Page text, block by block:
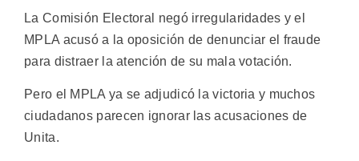
La Comisión Electoral negó irregularidades y el
MPLA acusó a la oposición de denunciar el fraude
para distraer la atención de su mala votación.
Pero el MPLA ya se adjudicó la victoria y muchos
ciudadanos parecen ignorar las acusaciones de
Unita.